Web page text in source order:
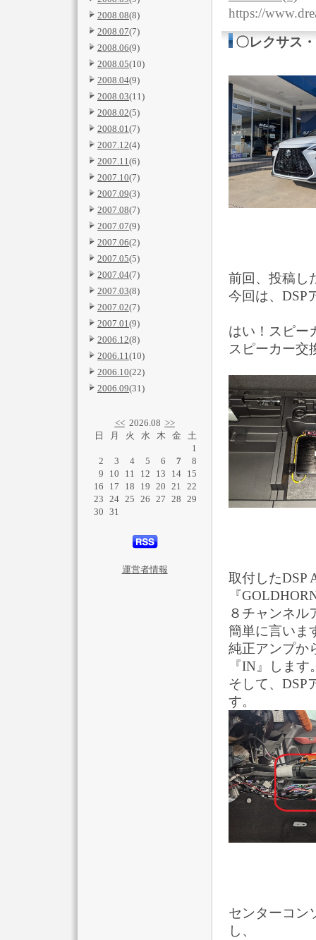
2008.08(8)
2008.07(7)
2008.06(9)
2008.05(10)
2008.04(9)
2008.03(11)
2008.02(5)
2008.01(7)
2007.12(4)
2007.11(6)
2007.10(7)
2007.09(3)
2007.08(7)
2007.07(9)
2007.06(2)
2007.05(5)
2007.04(7)
2007.03(8)
2007.02(7)
2007.01(9)
2006.12(8)
2006.11(10)
2006.10(22)
2006.09(31)
<<2026.08 >>
日
2
9
16
23
30
月
3
10
17
24
31
火
4
11
18
25
水
5
12
19
26
木
6
13
20
27
金
7
14
21
28
土
1
8
15
22
29
運営者情報
https://
〇レクサス
前回、投稿し
今回は、DSP
はい！スピー
スピーカー交
取付したDSP
『
８チャンネル
簡単に言いま
純正アンプか
『IN』します
そして、DSP
す。
センターコ
し、